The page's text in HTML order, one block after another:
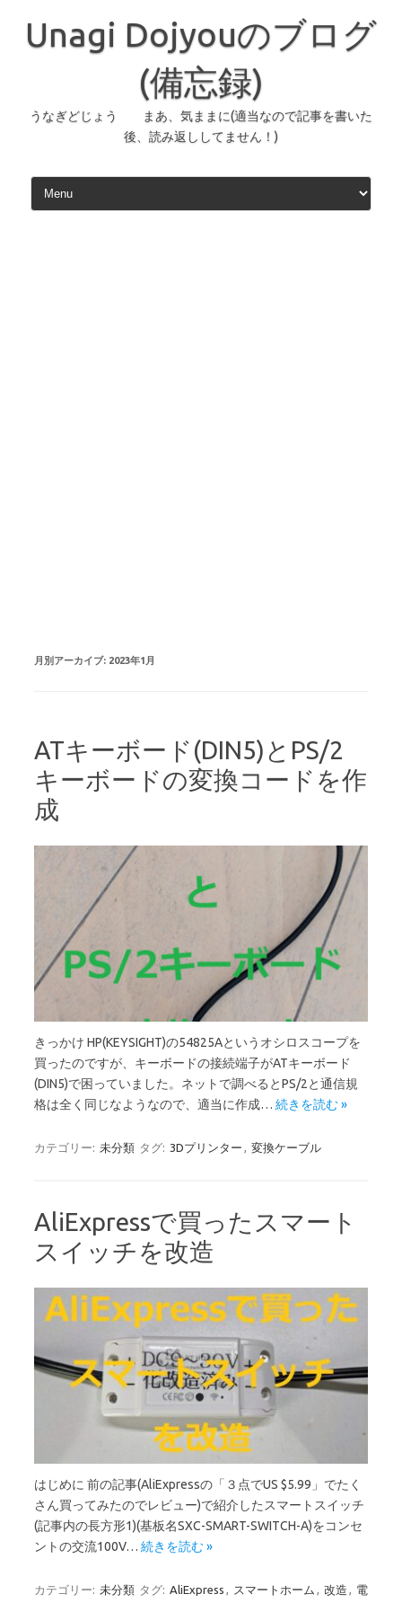
ン
プ
Unagi Dojyouのブログ
(備忘録)
うなぎどじょう まあ、気ままに(適当なので記事を書いた
後、読み返ししてません！)
月別アーカイブ: 2023年1月
ATキーボード(DIN5)とPS/2
キーボードの変換コードを作
成
きっかけ HP(KEYSIGHT)の54825Aというオシロスコープを
買ったのですが、キーボードの接続端子がATキーボード
(DIN5)で困っていました。ネットで調べるとPS/2と通信規
格は全く同じなようなので、適当に作成… 続きを読む »
カテゴリー: 未分類 タグ: 3Dプリンター 変換ケーブル
AliExpressで買ったスマート
スイッチを改造
はじめに 前の記事(AliExpressの「３点でUS $5.99」でたく
さん買ってみたのでレビュー)で紹介したスマートスイッチ
(記事内の長方形1)(基板名SXC-SMART-SWITCH-A)をコンセ
ントの交流100V… 続きを読む »
カテゴリー: 未分類 タグ: AliExpress スマートホーム 改造
電